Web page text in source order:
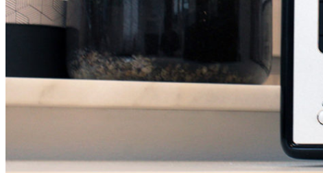
TECHNIK
GEWINNSPIELE
KAFFEEMASCHINEN & CO
FOTOS UND FOTOBÜCHER